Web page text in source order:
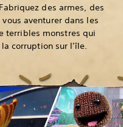
des armes, des
aventurer dans les
terribles monstres qui
corruption sur l'île.